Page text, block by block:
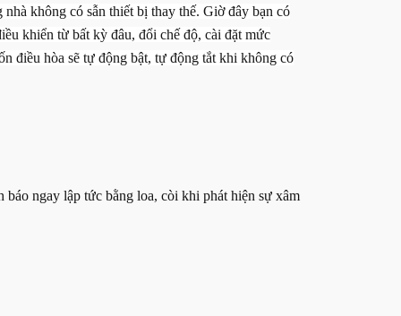
không có sẫn thiết bị thay thế. Giờ đây bạn có
khiển từ bất kỳ đâu, đổi chế độ, cài đặt mức
điều hòa sẽ tự động bật, tự động tắt khi không có
ngay lập tức bằng loa, còi khi phát hiện sự xâm